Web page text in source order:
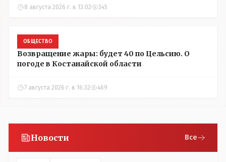
8 августа 2026 г. в 13:02 345
ОБЩЕСТВО
Возвращение жары: будет 40 по Цельсию. О
погоде в Костанайской области
7 августа 2026 г. в 16:32 469
Новости Все